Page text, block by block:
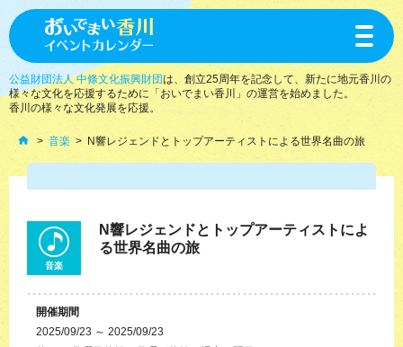
toggle
公益財団法人 中條文化振興財団は、創立25周年を記念して、新たに地元香川の
様々な文化を応援するために「おいでまい香川」の運営を始めました。
香川の様々な文化発展を応援。
音楽 N響レジェンドとトップアーティストによる世界名曲の旅
音楽
N響レジェンドとトップアーティストによ
る世界名曲の旅
開催期間
2025/09/23 ～ 2025/09/23